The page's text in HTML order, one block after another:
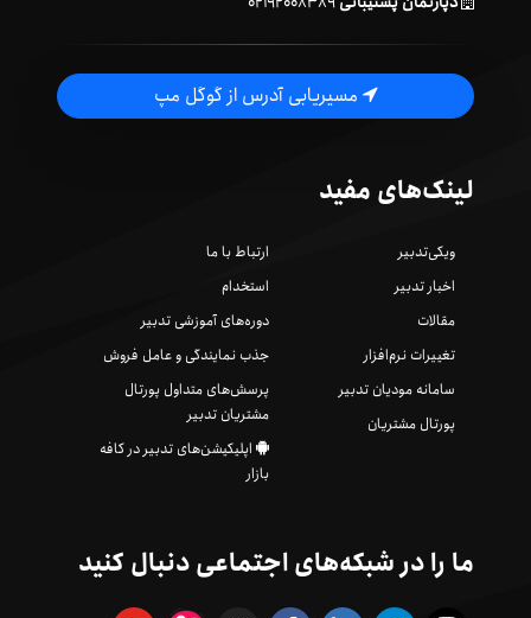
مسیریابی آدرس از گوگل مپ
لینک‌های مفید
ویکی‌تدبیر
اخبار تدبیر
مقالات
تغییرات نرم‌افزار
سامانه مودیان تدبیر
پورتال مشتریان
ارتباط با ما
استخدام
دوره‌های آموزشی تدبیر
جذب نمایندگی و عامل فروش
پرسش‌های متداول پورتال
مشتریان تدبیر
اپلیکیشن‌های تدبیر در کافه
بازار
ما را در شبکه‌های اجتماعی دنبال کنید